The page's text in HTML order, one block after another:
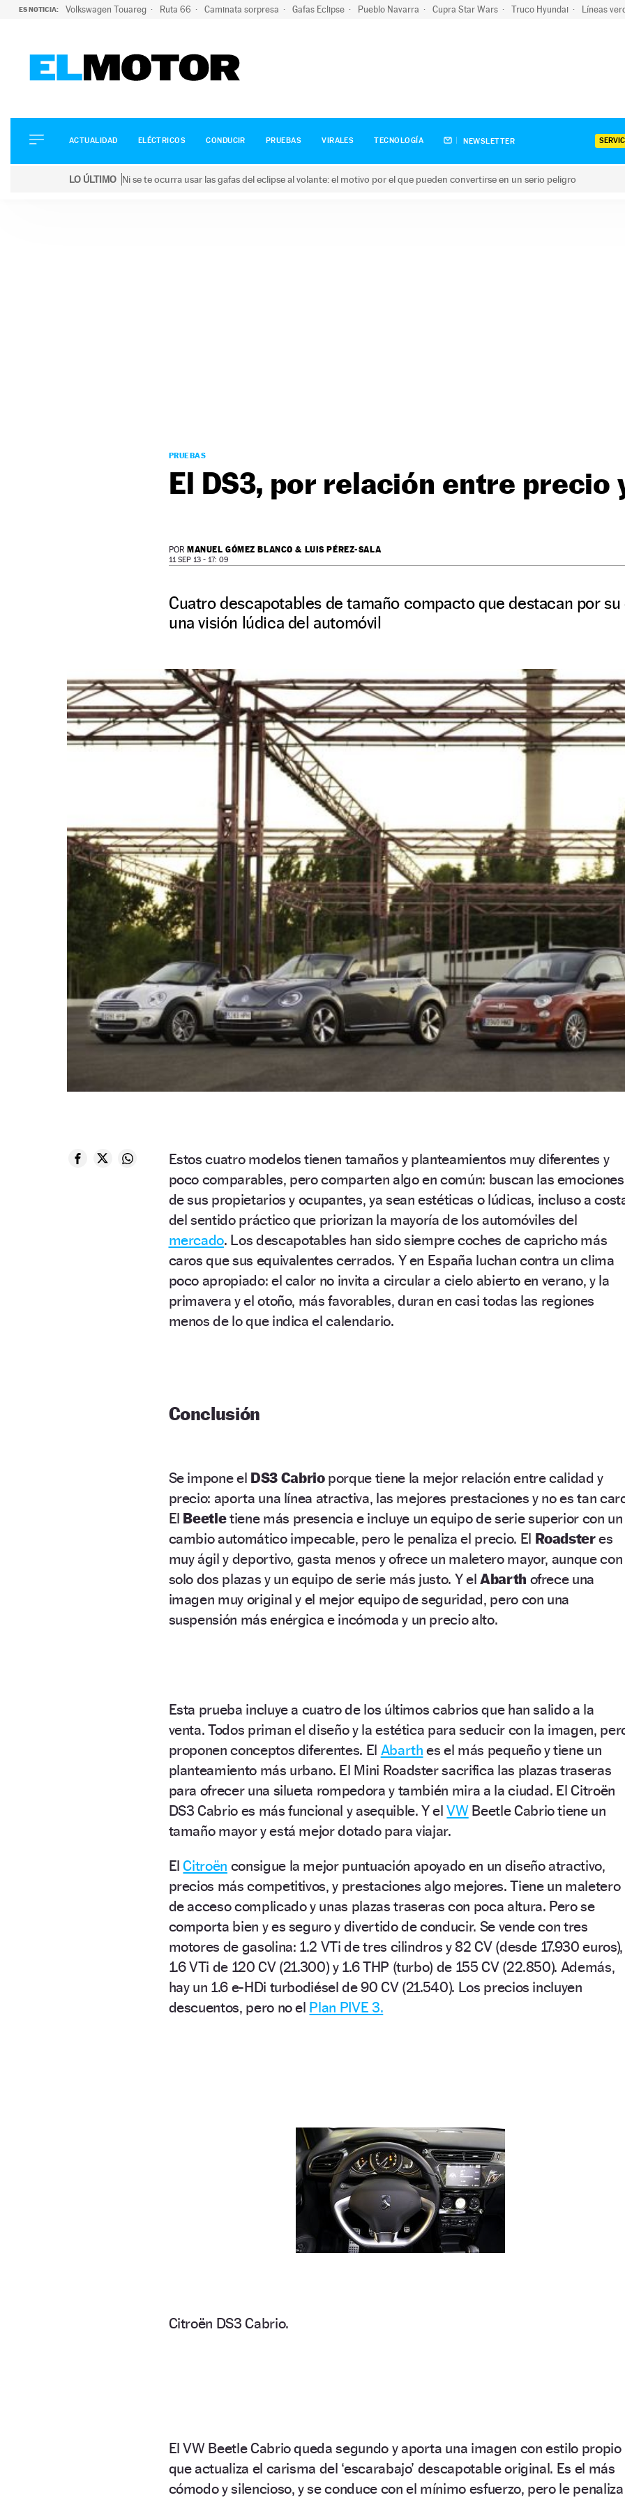
ES NOTICIA: Volkswagen Touareg Ruta 66 Caminata sorpresa Gafas Eclipse Pueblo Navarra Cupra Star Wars Truco Hyundai Líneas
ELÉCTRICOS
CONDUCIR
ACTUALIDAD ELÉCTRICOS CONDUCIR PRUEBAS VIRALES TECNOLOGÍA NEWSLETTER
LO ÚLTIMO Ni se te ocurra usar las gafas del eclipse al volante: el motivo por el que pueden convertirse en un serio peligro
PRUEBAS
El DS3, por relación entre precio
POR MANUEL GÓMEZ BLANCO & LUIS PÉREZ-SALA
11 SEP 13 - 17: 09
Cuatro descapotables de tamaño compacto que destacan por
una visión lúdica del automóvil
Estos cuatro modelos tienen tamaños y planteamientos muy diferentes y
poco comparables, pero comparten algo en común: buscan las emociones
de sus propietarios y ocupantes, ya sean estéticas o lúdicas, incluso a
del sentido práctico que priorizan la mayoría de los automóviles del
mercado. Los descapotables han sido siempre coches de capricho más
caros que sus equivalentes cerrados. Y en España luchan contra un clima
poco apropiado: el calor no invita a circular a cielo abierto en verano, y la
primavera y el otoño, más favorables, duran en casi todas las regiones
menos de lo que indica el calendario.
Conclusión
Se impone el DS3 Cabrio porque tiene la mejor relación entre calidad y
precio: aporta una línea atractiva, las mejores prestaciones y no es tan
El Beetletiene más presencia e incluye un equipo de serie superior con un
cambio automático impecable, pero le penaliza el precio. El Roadsteres
muy ágil y deportivo, gasta menos y ofrece un maletero mayor, aunque con
solo dos plazas y un equipo de serie más justo. Y el Abarth ofrece una
imagen muy original y el mejor equipo de seguridad, pero con una
suspensión más enérgica e incómoda y un precio alto.
Esta prueba incluye a cuatro de los últimos cabrios que han salido a la
venta. Todos priman el diseño y la estética para seducir con la imagen,
proponen conceptos diferentes. El Abarth es el más pequeño y tiene un
planteamiento más urbano. El Mini Roadster sacrifica las plazas traseras
para ofrecer una silueta rompedora y también mira a la ciudad. El Citroën
DS3 Cabrio es más funcional y asequible. Y elVWBeetle Cabrio tiene un
tamaño mayor y está mejor dotado para viajar.
ElCitroën consigue la mejor puntuación apoyado en un diseño atractivo,
precios más competitivos, y prestaciones algo mejores. Tiene un maletero
de acceso complicado y unas plazas traseras con poca altura. Pero se
comporta bien y es seguro y divertido de conducir. Se vende con tres
motores de gasolina: 1.2 VTi de tres cilindros y 82 CV (desde 17.930 euros),
1.6 VTi de 120 CV (21.300) y 1.6 THP (turbo) de 155 CV (22.850). Además,
hay un 1.6 e-HDi turbodiésel de 90 CV (21.540). Los precios incluyen
descuentos, pero no el Plan PIVE 3.
Citroën DS3 Cabrio.
El VW Beetle Cabrio queda segundo y aporta una imagen con estilo propio
que actualiza el carisma del ‘escarabajo’ descapotable original. Es el más
cómodo y silencioso, y se conduce con el mínimo esfuerzo, pero le penaliza